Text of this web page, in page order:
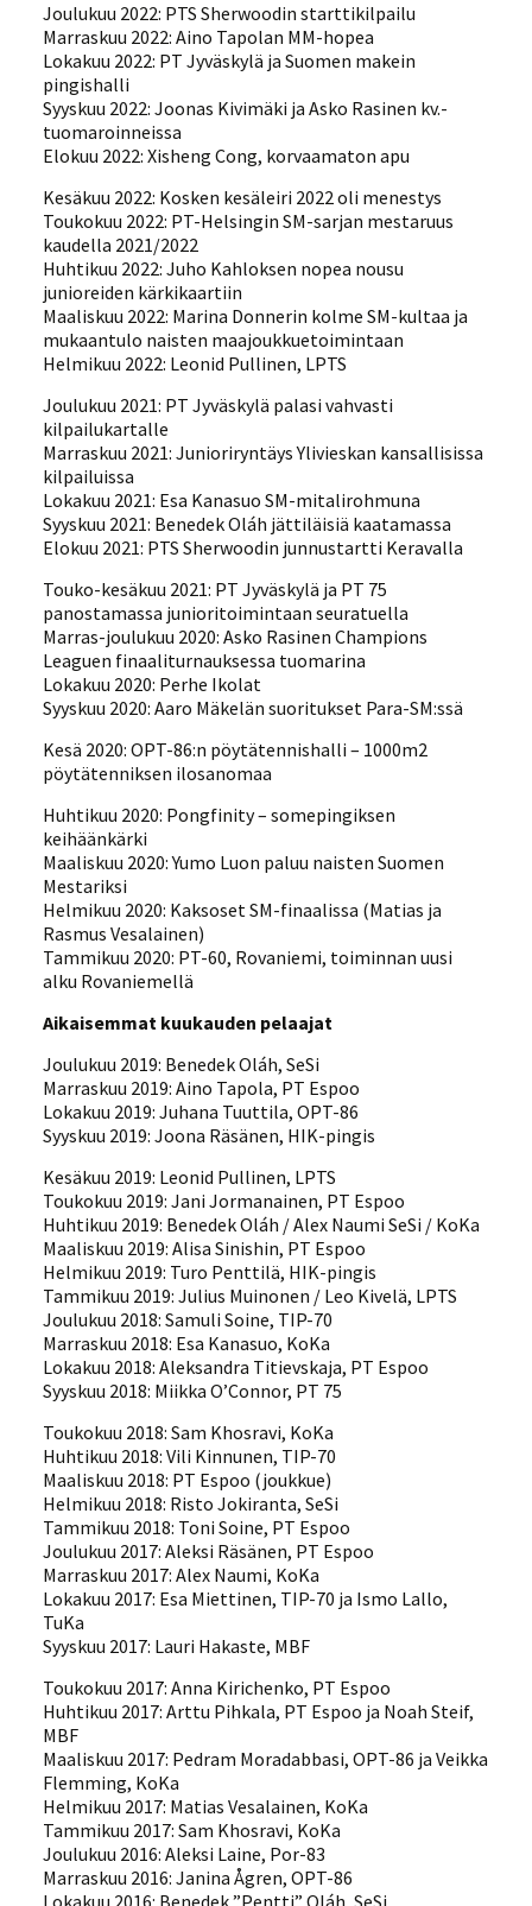
Joulukuu 2022: PTS Sherwoodin starttikilpailu
Marraskuu 2022: Aino Tapolan MM-hopea
Lokakuu 2022: PT Jyväskylä ja Suomen makein
pingishalli
Syyskuu 2022: Joonas Kivimäki ja Asko Rasinen kv.-
tuomaroinneissa
Elokuu 2022: Xisheng Cong, korvaamaton apu
Kesäkuu 2022: Kosken kesäleiri 2022 oli menestys
Toukokuu 2022: PT-Helsingin SM-sarjan mestaruus
kaudella 2021/2022
Huhtikuu 2022: Juho Kahloksen nopea nousu
junioreiden kärkikaartiin
Maaliskuu 2022: Marina Donnerin kolme SM-kultaa ja
mukaantulo naisten maajoukkuetoimintaan
Helmikuu 2022: Leonid Pullinen, LPTS
Joulukuu 2021: PT Jyväskylä palasi vahvasti
kilpailukartalle
Marraskuu 2021: Junioriryntäys Ylivieskan kansallisissa
kilpailuissa
Lokakuu 2021: Esa Kanasuo SM-mitalirohmuna
Syyskuu 2021: Benedek Oláh jättiläisiä kaatamassa
Elokuu 2021: PTS Sherwoodin junnustartti Keravalla
Touko-kesäkuu 2021: PT Jyväskylä ja PT 75
panostamassa junioritoimintaan seuratuella
Marras-joulukuu 2020: Asko Rasinen Champions
Leaguen finaaliturnauksessa tuomarina
Lokakuu 2020: Perhe Ikolat
Syyskuu 2020: Aaro Mäkelän suoritukset Para-SM:ssä
Kesä 2020: OPT-86:n pöytätennishalli – 1000m2
pöytätenniksen ilosanomaa
Huhtikuu 2020: Pongfinity – somepingiksen
keihäänkärki
Maaliskuu 2020: Yumo Luon paluu naisten Suomen
Mestariksi
Helmikuu 2020: Kaksoset SM-finaalissa (Matias ja
Rasmus Vesalainen)
Tammikuu 2020: PT-60, Rovaniemi, toiminnan uusi
alku Rovaniemellä
Aikaisemmat kuukauden pelaajat
Joulukuu 2019: Benedek Oláh, SeSi
Marraskuu 2019: Aino Tapola, PT Espoo
Lokakuu 2019: Juhana Tuuttila, OPT-86
Syyskuu 2019: Joona Räsänen, HIK-pingis
Kesäkuu 2019: Leonid Pullinen, LPTS
Toukokuu 2019: Jani Jormanainen, PT Espoo
Huhtikuu 2019: Benedek Oláh / Alex Naumi SeSi / KoKa
Maaliskuu 2019: Alisa Sinishin, PT Espoo
Helmikuu 2019: Turo Penttilä, HIK-pingis
Tammikuu 2019: Julius Muinonen / Leo Kivelä, LPTS
Joulukuu 2018: Samuli Soine, TIP-70
Marraskuu 2018: Esa Kanasuo, KoKa
Lokakuu 2018: Aleksandra Titievskaja, PT Espoo
Syyskuu 2018: Miikka O’Connor, PT 75
Toukokuu 2018: Sam Khosravi, KoKa
Huhtikuu 2018: Vili Kinnunen, TIP-70
Maaliskuu 2018: PT Espoo (joukkue)
Helmikuu 2018: Risto Jokiranta, SeSi
Tammikuu 2018: Toni Soine, PT Espoo
Joulukuu 2017: Aleksi Räsänen, PT Espoo
Marraskuu 2017: Alex Naumi, KoKa
Lokakuu 2017: Esa Miettinen, TIP-70 ja Ismo Lallo,
TuKa
Syyskuu 2017: Lauri Hakaste, MBF
Toukokuu 2017: Anna Kirichenko, PT Espoo
Huhtikuu 2017: Arttu Pihkala, PT Espoo ja Noah Steif,
MBF
Maaliskuu 2017: Pedram Moradabbasi, OPT-86 ja Veikka
Flemming, KoKa
Helmikuu 2017: Matias Vesalainen, KoKa
Tammikuu 2017: Sam Khosravi, KoKa
Joulukuu 2016: Aleksi Laine, Por-83
Marraskuu 2016: Janina Ågren, OPT-86
Lokakuu 2016: Benedek ”Pentti” Oláh, SeSi